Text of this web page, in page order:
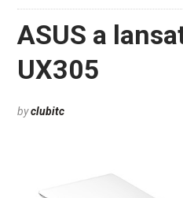
ASUS a
UX305
byclubitc